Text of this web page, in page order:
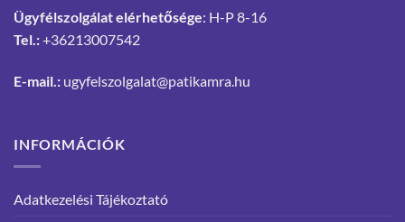
Ügyfélszolgálat elérhetősége: H-P 8-16
Tel.:+36213007542
E-mail.: ugyfelszolgalat@patikamra.hu
INFORMÁCIÓK
Adatkezelési Tájékoztató